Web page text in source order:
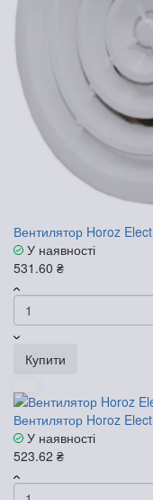
Вентилятор Horoz
У наявності
531.60 ₴
Купити
Вентилятор Horoz
У наявності
523.62 ₴